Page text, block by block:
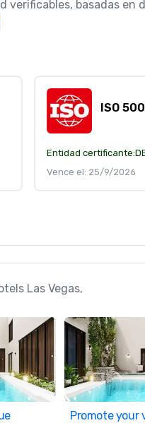
basadas en
ISO
Entidad certificante:
Vence el: 25/9/2026
Las Vegas,
Promote your